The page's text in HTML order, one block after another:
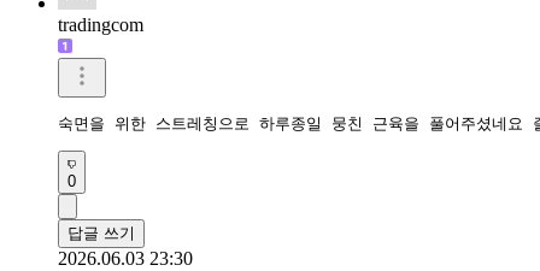
tradingcom
숙면을 위한 스트레칭으로 하루종일 뭉친 근육을 풀어주셨네
0
답글 쓰기
2026.06.03 23:30